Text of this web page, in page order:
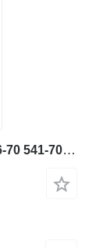
JCB 444 Turbo motor para JCB 531-70 536-70 541-70 540-140 cargadora telescópica